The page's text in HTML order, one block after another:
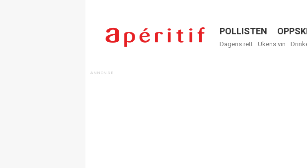
Menu
POLLISTEN
Dagens rett Ukens vin